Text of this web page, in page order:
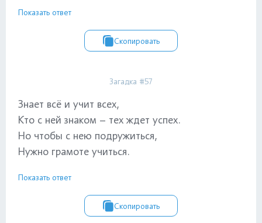
Показать ответ
Скопировать
Загадка #57
Знает всё и учит всех,
Кто с ней знаком – тех ждет успех.
Но чтобы с нею подружиться,
Нужно грамоте учиться.
Показать ответ
Скопировать